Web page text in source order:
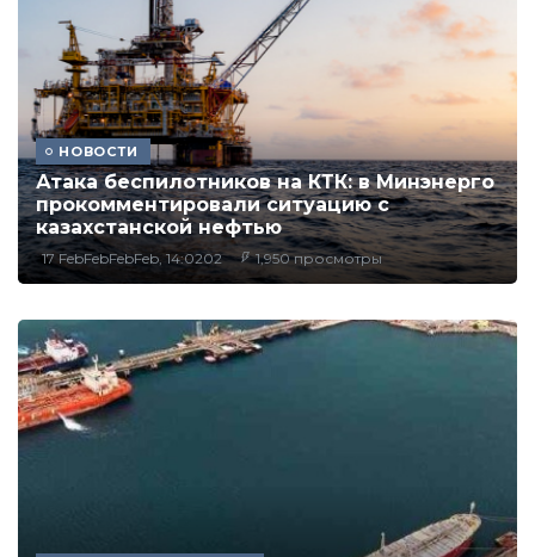
НОВОСТИ
Атака беспилотников на КТК: в Минэнерго
прокомментировали ситуацию с
казахстанской нефтью
17 FebFebFebFeb, 14:0202 1,950 просмотры